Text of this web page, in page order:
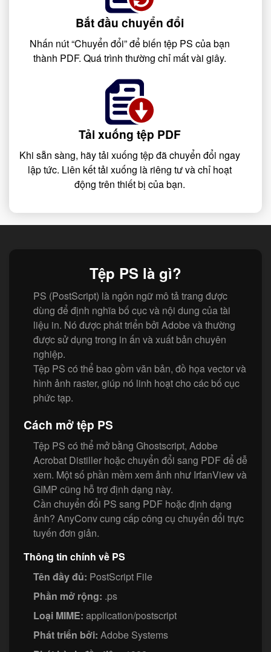
Bắt đầu chuyển đổi
Nhấn nút “Chuyển đổi” để biến tệp PS của bạn
thành PDF. Quá trình thường chỉ mất vài giây.
Tải xuống tệp PDF
Khi sẵn sàng, hãy tải xuống tệp đã chuyển đổi ngay
lập tức. Liên kết tải xuống là riêng tư và chỉ hoạt
động trên thiết bị của bạn.
Tệp PS là gì?
PS (PostScript) là ngôn ngữ mô tả trang được
dùng để định nghĩa bố cục và nội dung của tài
liệu in. Nó được phát triển bởi Adobe và thường
được sử dụng trong in ấn và xuất bản chuyên
nghiệp.
Tệp PS có thể bao gồm văn bản, đồ họa vector và
hình ảnh raster, giúp nó linh hoạt cho các bố cục
phức tạp.
Cách mở tệp PS
Tệp PS có thể mở bằng Ghostscript, Adobe
Acrobat Distiller hoặc chuyển đổi sang PDF để dễ
xem. Một số phần mềm xem ảnh như IrfanView và
GIMP cũng hỗ trợ định dạng này.
Cần chuyển đổi PS sang PDF hoặc định dạng
ảnh? AnyConv cung cấp công cụ chuyển đổi trực
tuyến đơn giản.
Thông tin chính về PS
Tên đầy đủ: PostScript File
Phần mở rộng: .ps
Loại MIME: application/postscript
Phát triển bởi: Adobe Systems